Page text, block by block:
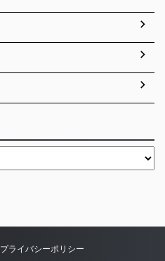
プライバシーポリシー